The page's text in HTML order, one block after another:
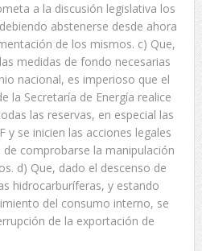
a la discusión legislativa los
abstenerse desde ahora
de los mismos. c) Que,
medidas de fondo necesarias
nacional, es imperioso que el
la Secretaría de Energía realice
las reservas, en especial las
y se inicien las acciones legales
comprobarse la manipulación
d) Que, dado el descenso de
hidrocarburíferas, y estando
del consumo interno, se
de la exportación de